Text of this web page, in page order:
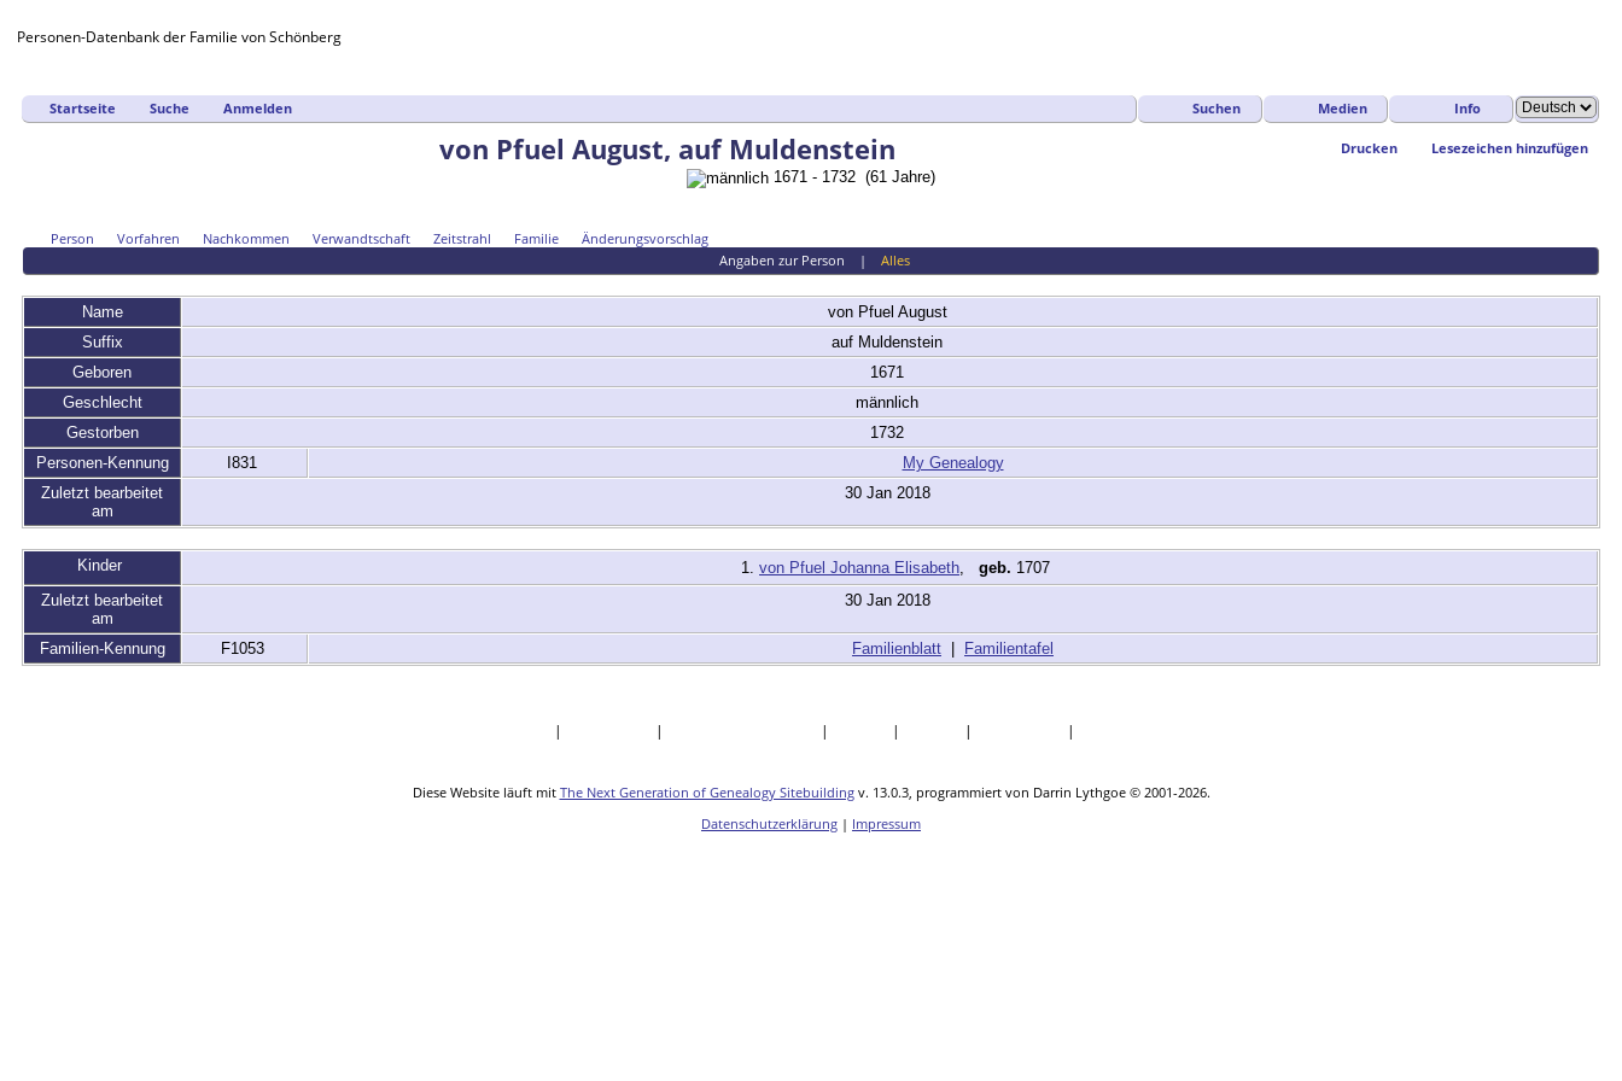
Personen-Datenbank der Familie von Schönberg
Startseite Suche Anmelden Suchen Medien Info
Drucken Lesezeichen hinzufügen
von Pfuel August, auf Muldenstein
1671 - 1732 (61 Jahre)
Person Vorfahren Nachkommen Verwandtschaft Zeitstrahl Familie
Änderungsvorschlag
Angaben zur Person |Alles
Name von Pfuel August
Suffix
auf Muldenstein
Geboren
1671
Geschlecht
männlich
Gestorben
1732
Personen-Kennung
I831
My Genealogy
Zuletzt bearbeitet
am
30 Jan 2018
Kinder 1. von Pfuel Johanna Elisabeth geb. 1707
Zuletzt bearbeitet
am
30 Jan 2018
Familien-Kennung F1053 Familienblatt | Familientafel
| | | | | |
Diese Website läuft mit The Next Generation of Genealogy Sitebuildingv. 13.0.3, programmiert von Darrin Lythgoe © 2001-2026.
Datenschutzerklärung | Impressum